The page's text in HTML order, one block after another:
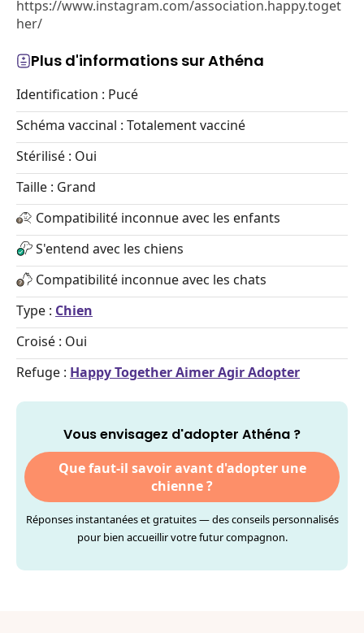
https://www.instagram.com/association.happy.toget
her/
Plus d'informations sur Athéna
Identification : Pucé
Schéma vaccinal : Totalement vacciné
Stérilisé : Oui
Taille : Grand
Compatibilité inconnue avec les enfants
S'entend avec les chiens
Compatibilité inconnue avec les chats
Type : Chien
Croisé : Oui
Refuge : Happy Together Aimer Agir Adopter
Vous envisagez d'adopter Athéna ?
Que faut-il savoir avant d'adopter une
chienne ?
Réponses instantanées et gratuites — des conseils personnalisés
pour bien accueillir votre futur compagnon.